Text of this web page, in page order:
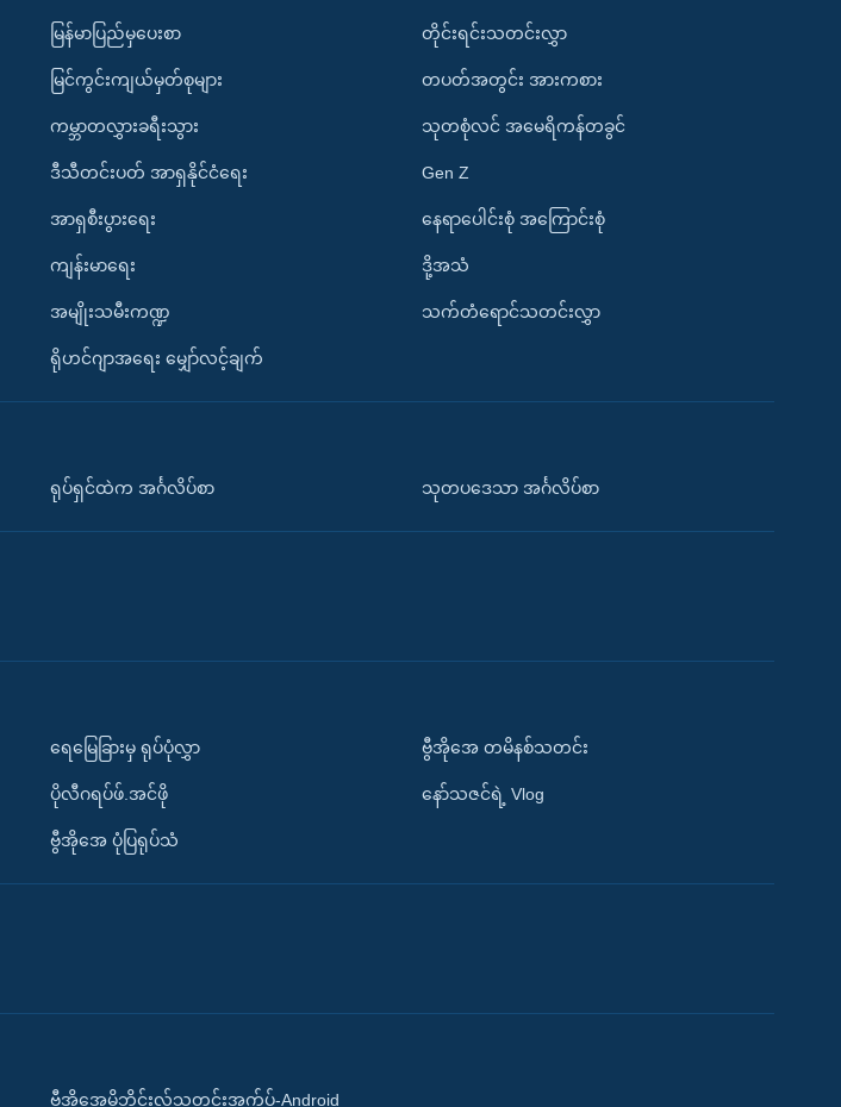
မြန်မာပြည်မှပေးစာ
မြင်ကွင်းကျယ်မှတ်စုများ
ကမ္ဘာတလွှားခရီးသွား
ဒီသီတင်းပတ် အာရှနိုင်ငံရေး
အာရှစီးပွားရေး
ကျန်းမာရေး
အမျိုးသမီးကဏ္ဍ
ရိုဟင်ဂျာအရေး မျှော်လင့်ချက်
တိုင်းရင်းသတင်းလွှာ
တပတ်အတွင်း အားကစား
သုတစုံလင် အမေရိကန်တခွင်
Gen Z
နေရာပေါင်းစုံ အကြောင်းစုံ
ဒို့အသံ
သက်တံရောင်သတင်းလွှာ
ရုပ်ရှင်ထဲက အင်္ဂလိပ်စာ သုတပဒေသာ အင်္ဂလိပ်စာ
ရေမြေခြားမှ ရုပ်ပုံလွှာ
ပိုလီဂရပ်ဖ်.အင်ဖို
ဗွီအိုအေ ပုံပြရုပ်သံ
ဗွီအိုအေ တမိနစ်သတင်း
နော်သဇင်ရဲ့ Vlog
ဗွီအိုအေမိုဘိုင်းလ်သတင်းအက်ပ်-Android